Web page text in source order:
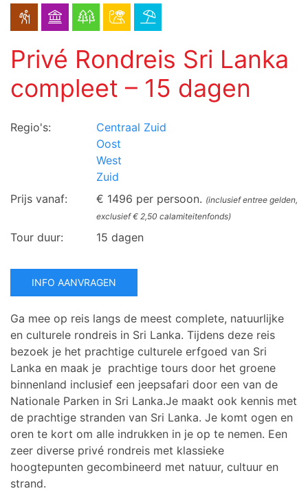
Privé Rondreis Sri Lanka
compleet – 15 dagen
Regio's:
Centraal Zuid
Oost
West
Zuid
Prijs vanaf:
€ 1496 per persoon. (inclusief entree gelden,
exclusief € 2,50 calamiteitenfonds)
Tour duur: 15 dagen
INFO AANVRAGEN
Ga mee op reis langs de meest complete, natuurlijke
en culturele rondreis in Sri Lanka. Tijdens deze reis
bezoek je het prachtige culturele erfgoed van Sri
Lanka en maak je prachtige tours door het groene
binnenland inclusief een jeepsafari door een van de
Nationale Parken in Sri Lanka.Je maakt ook kennis met
de prachtige stranden van Sri Lanka. Je komt ogen en
oren te kort om alle indrukken in je op te nemen. Een
zeer diverse privé rondreis met klassieke
hoogtepunten gecombineerd met natuur, cultuur en
strand.